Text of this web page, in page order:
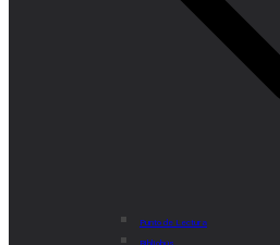
Punto de Lectura